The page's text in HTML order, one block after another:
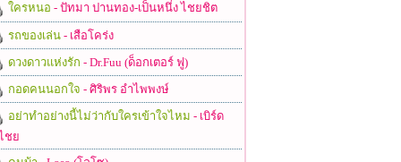
ใครหนอ - ปัทมา ปานทอง-เป็นหนึ่ง ไชยชิต
รถของเล่น- เสือโคร่ง
ดวงดาวแห่งรัก - Dr.Fuu (ด็อกเตอร์ ฟู)
กอดคนนอกใจ - ศิริพร อำไพพงษ์
อย่าทำอย่างนี้ไม่ว่ากับใครเข้าใจไหม - เบิร์ด
ชย